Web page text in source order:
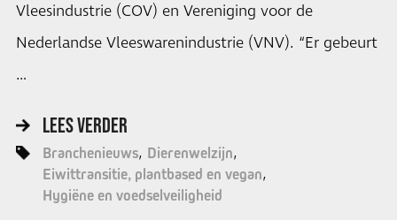
Vleesindustrie (COV) en Vereniging voor de
Nederlandse Vleeswarenindustrie (VNV). “Er gebeurt
…
LEES VERDER
Branchenieuws Dierenwelzijn
Eiwittransitie, plantbased en vegan
Hygiëne en voedselveiligheid